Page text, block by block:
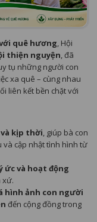
quê hương, Hội
thiện nguyện, đã
tụ những người con
xa quê – cùng nhau
liên kết bền chặt với
kịp thời, giúp bà con
cập nhật tình hình từ
và hoạt động
xứ.
hình ảnh con người
đến cộng đồng trong